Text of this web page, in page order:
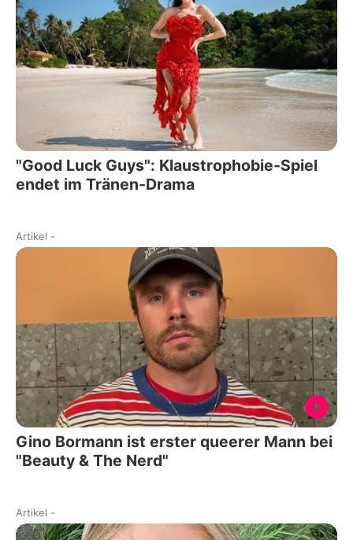
"Good Luck Guys": Klaustrophobie-Spiel
endet im Tränen-Drama
Artikel -
Gino Bormann ist erster queerer Mann bei
"Beauty & The Nerd"
Artikel -